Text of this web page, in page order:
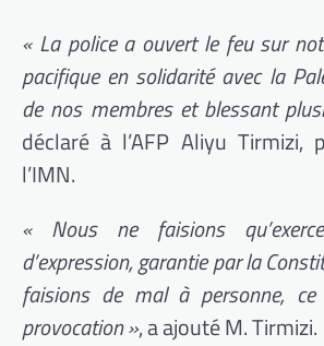
« La police a ouvert le feu sur
pacifique en solidarité avec la
de nos membres et blessant
déclaré à l’AFP Aliyu Tirmizi,
l’IMN.
« Nous ne faisions
d’expression, garantie par la
faisions de mal à personne, ce
provocation », a ajouté M. Tirmizi.